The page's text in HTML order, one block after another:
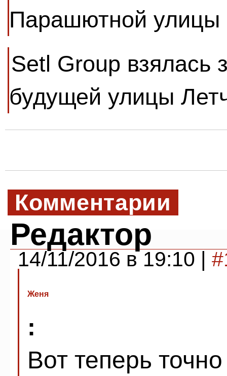
Парашютной улицы
Setl Group взялась
будущей улицы
Комментарии
Редактор
14/11/2016 в 19:10 |
Женя
:
Вот теперь